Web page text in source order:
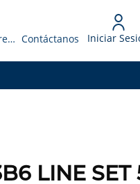
Solicitar Presupuesto Contáctanos Iniciar
LINE SET